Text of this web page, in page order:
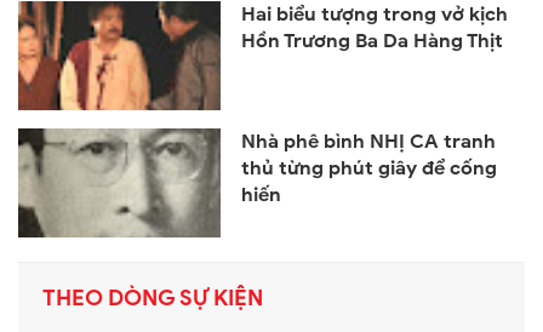
Hai biểu tượng trong vở kịch
Hồn Trương Ba Da Hàng Thịt
Nhà phê bình NHỊ CA tranh
thủ từng phút giây để cống
hiến
THEO DÒNG SỰ KIỆN